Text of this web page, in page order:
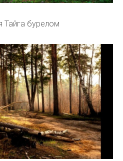
Тайга бурелом